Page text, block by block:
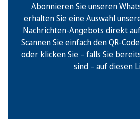
Abonnieren Sie unseren
erhalten Sie eine Auswahl
Nachrichten-Angebots direkt
Scannen Sie einfach den QR-
oder klicken Sie – falls Sie
sind – aufdiesen